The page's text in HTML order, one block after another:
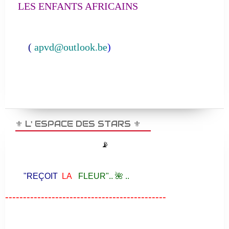
LES ENFANTS AFRICAINS
( apvd@outlook.be)
⚜️ L' ESPACE DES STARS ⚜️
📡
"REÇOIT LA FLEUR".. 🌺 ..
---------------------------------------------